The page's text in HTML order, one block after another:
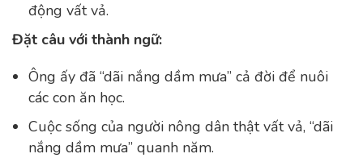
động vất vả.
Đặt câu với thành ngữ:
Ông ấy đã “dãi nắng dầm mưa” cả đời để nuôi
các con ăn học.
Cuộc sống của người nông dân thật vất vả, “dãi
nắng dầm mưa” quanh năm.